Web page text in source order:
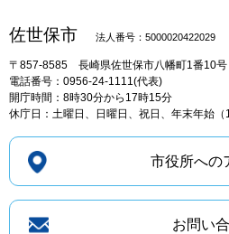
佐世保市 法人番号：5000020422029
〒857-8585 長崎県佐世保市八幡町1番10号
電話番号：0956-24-1111(代表)
開庁時間：8時30分から17時15分
休庁日：土曜日、日曜日、祝日、年末年始（
市役所への
お問い